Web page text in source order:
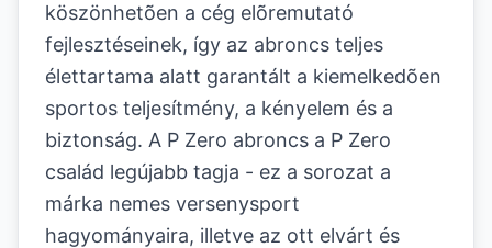
köszönhetõen a cég elõremutató
fejlesztéseinek, így az abroncs teljes
élettartama alatt garantált a kiemelkedõen
sportos teljesítmény, a kényelem és a
biztonság. A P Zero abroncs a P Zero
család legújabb tagja - ez a sorozat a
márka nemes versenysport
hagyományaira, illetve az ott elvárt és